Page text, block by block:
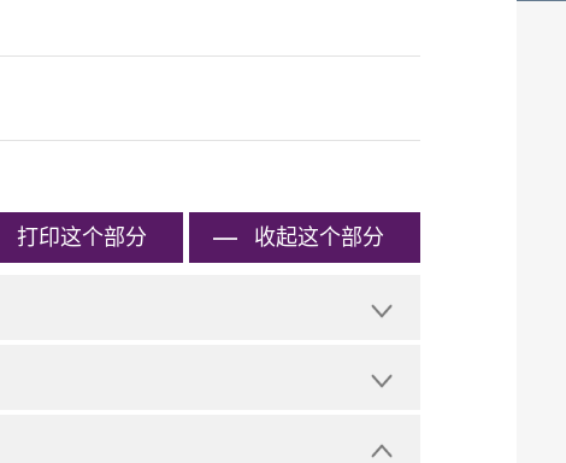
打印这个部分 收起这个部分